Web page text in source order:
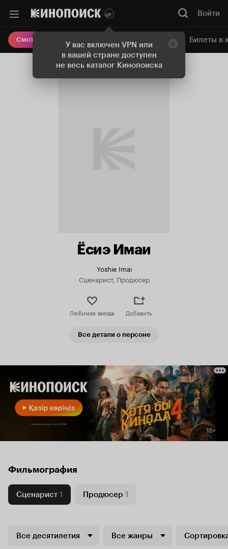
У вас включен VPN или
в вашей стране доступен
не весь каталог Кинопоиска
Войти
Смотреть кино Онлайн-кинотеатр Билеты в
Ёсиэ Имаи
Yoshie Imai
Сценарист, Продюсер
Любимая звезда Добавить
Все детали о персоне
Фильмография
Сценарист 1 Продюсер 1
Все десятилетия Все жанры